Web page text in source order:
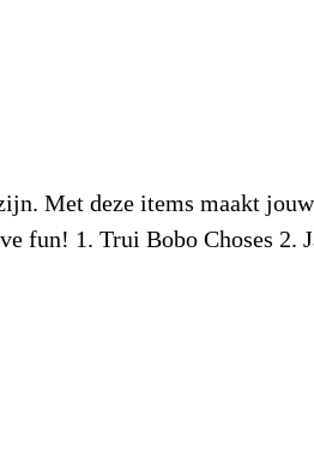
Met deze items maakt
fun! 1. Trui Bobo Choses 2.